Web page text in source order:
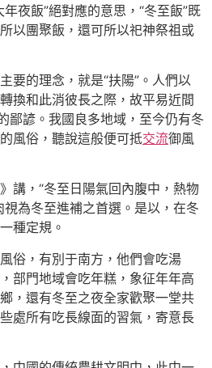
夜飯”絕對應的意思，“冬至飯”既
以團聚飯，還可所以祀神祭祖或
要的理念，就是“扶陽”。人們以
換和此消彼長之際，故平易近間
鄙諺。我國良多地域，至今仍有冬
風俗，聽說這般便可抵交流御風
講，“冬至日陽氣回內腹中，熱物
為冬至進補之首選。是以，在冬
種定規。
俗，有別于南方，他們會吃湯
部門地域會吃年糕，象征年年高
，還有冬至之夜全家歡聚一堂共
處所有吃長線面的習氣，寄意長